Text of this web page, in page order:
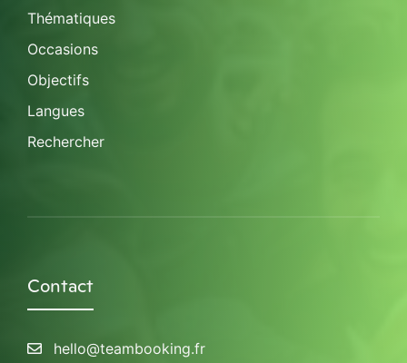
Thématiques
Occasions
Objectifs
Langues
Rechercher
Contact
hello@teambooking.fr